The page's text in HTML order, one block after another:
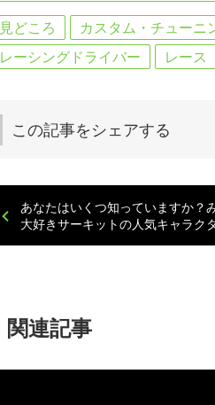
見どころ カスタム・チューニ
レーシングドライバー
レース
この記事をシェアする
あなたはいくつ知っていますか？
大好きサーキットの人気キャラク
関連記事